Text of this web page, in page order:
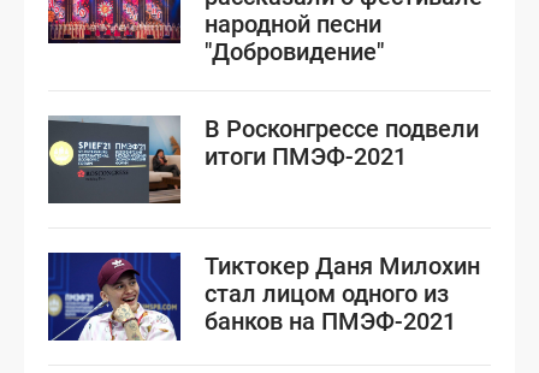
народной песни
"Добровидение"
В Росконгрессе подвели
итоги ПМЭФ-2021
Тиктокер Даня Милохин
стал лицом одного из
банков на ПМЭФ-2021